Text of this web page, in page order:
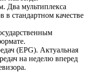
Два мультиплекса
в стандартном качестве
(EPG). Актуальная
на неделю вперед